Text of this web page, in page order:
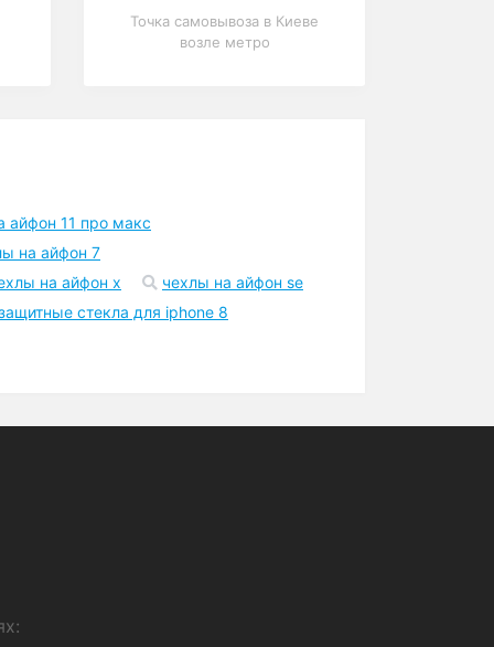
Точка самовывоза в Киеве
возле метро
айфон 11 про макс
на айфон 7
на айфон x
чехлы на айфон se
стекла для iphone 8